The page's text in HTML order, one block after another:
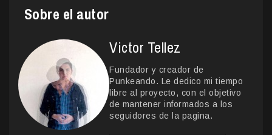
Sobre el autor
Victor Tellez
Fundador y creador de
Punkeando. Le dedico mi tiempo
libre al proyecto, con el objetivo
de mantener informados a los
seguidores de la pagina.